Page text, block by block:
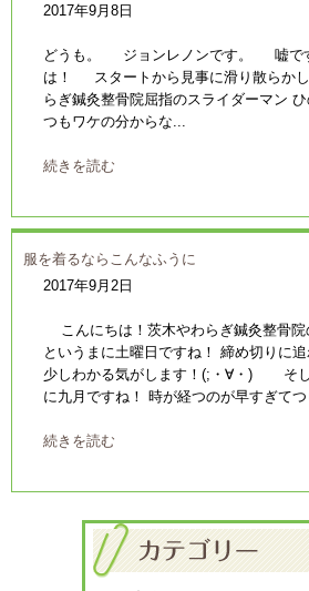
2017年9月8日
どうも。 ジョンレノンです。 嘘
は！ スタートから見事に滑り散らか
らぎ鍼灸整骨院屈指のスライダーマン
つもワケの分からな...
続きを読む
服を着るならこんなふうに
2017年9月2日
こんにちは！茨木やわらぎ鍼灸整
というまに土曜日ですね！ 締め切りに
少しわかる気がします！(;・∀・) そし
に九月ですね！ 時が経つのが早すぎてつ
続きを読む